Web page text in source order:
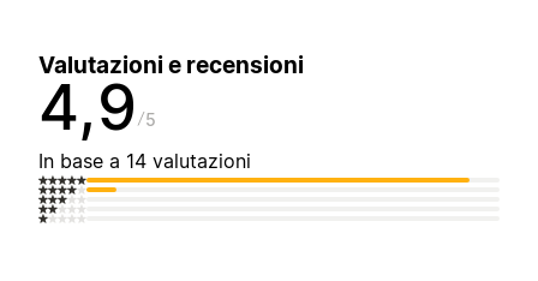
Valutazioni e recensioni
4,9 5
In base a 14 valutazioni